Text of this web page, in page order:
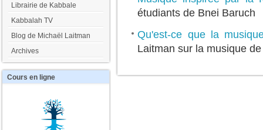
étudiants de Bnei Baruch
Qu'est-ce que la
Laitman sur la musique
Librairie de Kabbale
Kabbalah TV
Blog de Michaël Laitman
Archives
Cours en ligne